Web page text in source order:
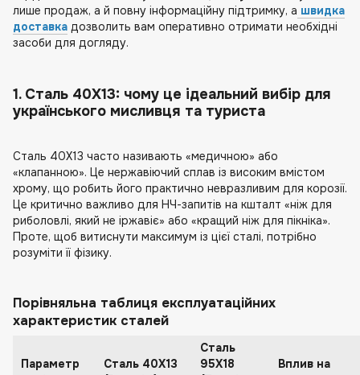
лише продаж, а й повну інформаційну підтримку, а швидка
доставка дозволить вам оперативно отримати необхідні
засоби для догляду.
1. Сталь 40Х13: чому це ідеальний вибір для
українського мисливця та туриста
Сталь 40Х13 часто називають «медичною» або
«клапанною». Це нержавіючий сплав із високим вмістом
хрому, що робить його практично невразливим для корозії.
Це критично важливо для НЧ-запитів на кшталт «ніж для
риболовлі, який не іржавіє» або «кращий ніж для пікніка».
Проте, щоб витиснути максимум із цієї сталі, потрібно
розуміти її фізику.
Порівняльна таблиця експлуатаційних
характеристик сталей
Параметр
Сталь 40Х13
Сталь
95Х18
Вплив на